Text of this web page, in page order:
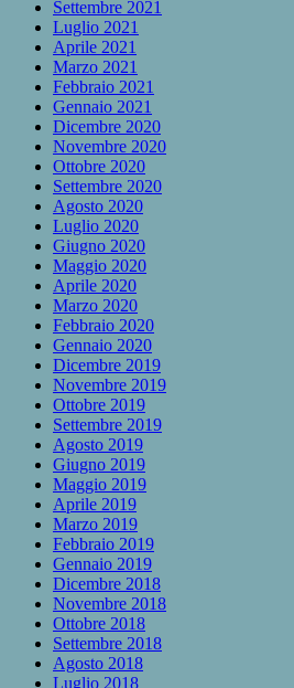
Settembre 2021
Luglio 2021
Aprile 2021
Marzo 2021
Febbraio 2021
Gennaio 2021
Dicembre 2020
Novembre 2020
Ottobre 2020
Settembre 2020
Agosto 2020
Luglio 2020
Giugno 2020
Maggio 2020
Aprile 2020
Marzo 2020
Febbraio 2020
Gennaio 2020
Dicembre 2019
Novembre 2019
Ottobre 2019
Settembre 2019
Agosto 2019
Giugno 2019
Maggio 2019
Aprile 2019
Marzo 2019
Febbraio 2019
Gennaio 2019
Dicembre 2018
Novembre 2018
Ottobre 2018
Settembre 2018
Agosto 2018
Luglio 2018